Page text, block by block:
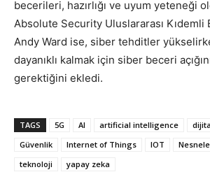
becerileri, hazırlığı ve uyum yeteneği
Absolute Security Uluslararası Kıdemli
Andy Ward ise, siber tehditler
dayanıklı kalmak için siber beceri
gerektiğini ekledi.
TAGS 5G AI artificial intelligence
Güvenlik
Internet of Things IOT
teknoloji
yapay zeka